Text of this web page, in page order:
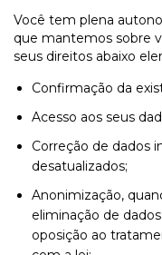
Você tem plena
que mantemos sobre
seus direitos abaixo
Confirmação da
Acesso aos seus
Correção de dados
desatualizados;
Anonimização,
eliminação de
oposição ao